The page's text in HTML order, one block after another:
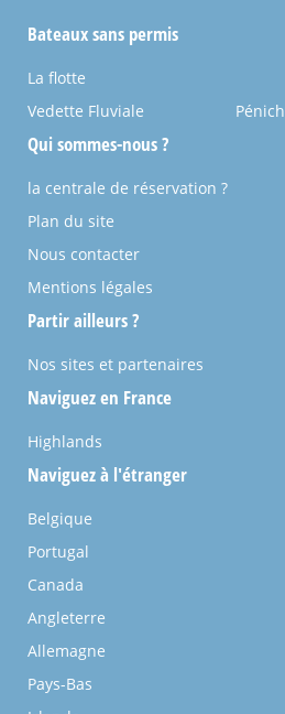
Bateaux sans permis
La flotte
Vedette Fluviale
Qui sommes-nous ?
la centrale de réservation ?
Plan du site
Nous contacter
Mentions légales
Partir ailleurs ?
Nos sites et partenaires
Naviguez en France
Highlands
Naviguez à l'étranger
Belgique
Portugal
Canada
Angleterre
Allemagne
Pays-Bas